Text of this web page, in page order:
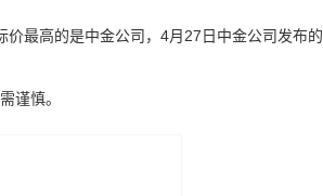
最高的是中金公司，4月27日中金公司发布的
谨慎。